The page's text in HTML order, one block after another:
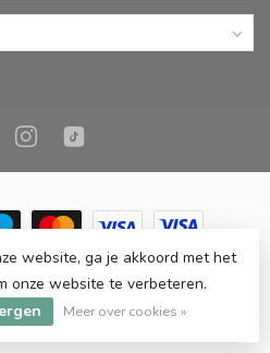
& Home | Webshop | Fysieke
byLightspeed-Lightspeed design
website, ga je akkoord met het
onze website te verbeteren.
Meer over cookies »